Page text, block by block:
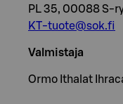
PL 35, 00088 S-
KT-tuote@sok.fi
Valmistaja
Ormo Ithalat